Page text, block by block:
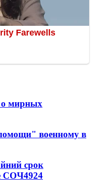
о мирных
военному в
срок
СОЧ4924